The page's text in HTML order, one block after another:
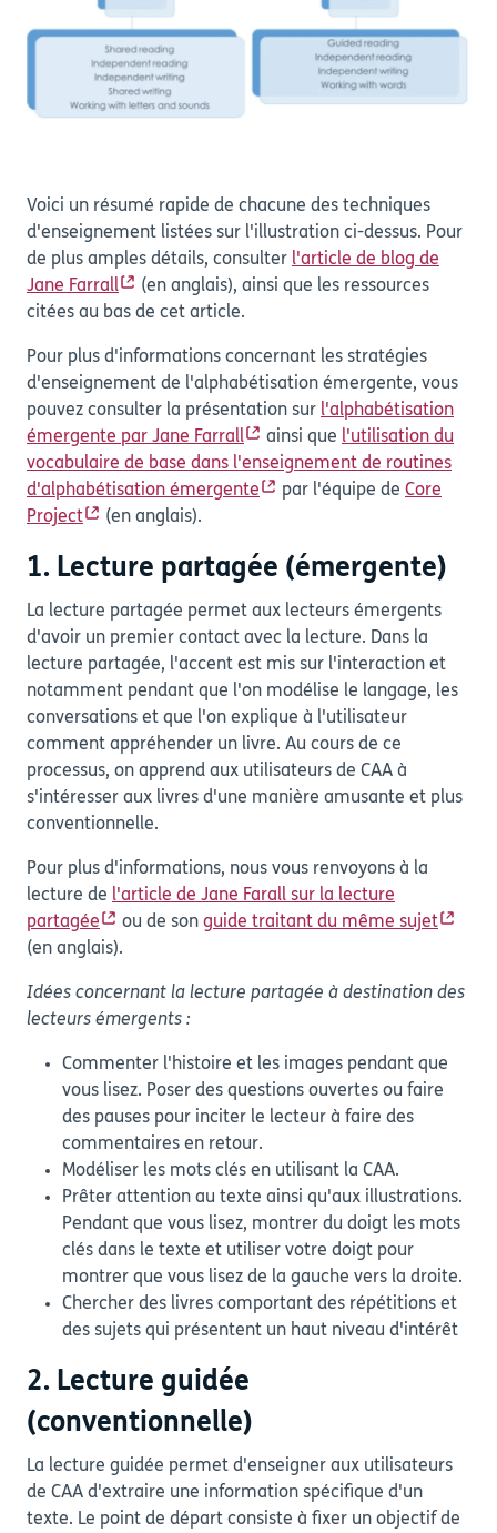
Voici un résumé rapide de chacune des techniques
d'enseignement listées sur l'illustration ci-dessus. Pour
de plus amples détails, consulter l'article de blog de
Jane Farrall
(en anglais), ainsi que les ressources
citées au bas de cet article.
Pour plus d'informations concernant les stratégies
d'enseignement de l'alphabétisation émergente, vous
pouvez consulter la présentation sur l'alphabétisation
émergente par Jane Farrall
ainsi que l'utilisation du
vocabulaire de base dans l'enseignement de routines
d'alphabétisation émergente
par l'équipe de Core
Project
(en anglais).
1. Lecture partagée (émergente)
La lecture partagée permet aux lecteurs émergents
d'avoir un premier contact avec la lecture. Dans la
lecture partagée, l'accent est mis sur l'interaction et
notamment pendant que l'on modélise le langage, les
conversations et que l'on explique à l'utilisateur
comment appréhender un livre. Au cours de ce
processus, on apprend aux utilisateurs de CAA à
s'intéresser aux livres d'une manière amusante et plus
conventionnelle.
Pour plus d'informations, nous vous renvoyons à la
lecture de l'article de Jane Farall sur la lecture
partagée
ou de son guide traitant du même sujet
(en anglais).
Idées concernant la lecture partagée à destination des
lecteurs émergents :
Commenter l'histoire et les images pendant que
vous lisez. Poser des questions ouvertes ou faire
des pauses pour inciter le lecteur à faire des
commentaires en retour.
Modéliser les mots clés en utilisant la CAA.
Prêter attention au texte ainsi qu'aux illustrations.
Pendant que vous lisez, montrer du doigt les mots
clés dans le texte et utiliser votre doigt pour
montrer que vous lisez de la gauche vers la droite.
Chercher des livres comportant des répétitions et
des sujets qui présentent un haut niveau d'intérêt
2. Lecture guidée
(conventionnelle)
La lecture guidée permet d'enseigner aux utilisateurs
de CAA d'extraire une information spécifique d'un
texte. Le point de départ consiste à fixer un objectif de